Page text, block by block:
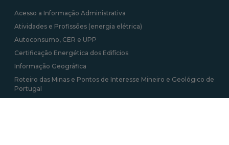
Acesso a Informação Administrativa
Atividades e Profissões (energia elétrica)
Autoconsumo, CER e UPP
Certificação Energética dos Edifícios
Informação Geográfica
Roteiro das Minas e Pontos de Interesse Mineiro e Geológico de
Portugal